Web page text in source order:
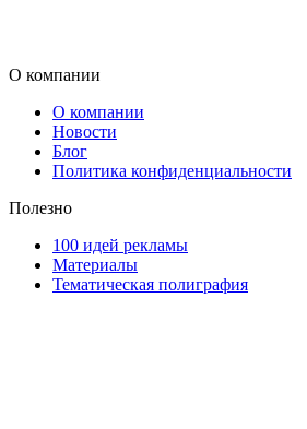
О компании
О компании
Новости
Блог
Политика конфиденциальности
Полезно
100 идей рекламы
Материалы
Тематическая полиграфия